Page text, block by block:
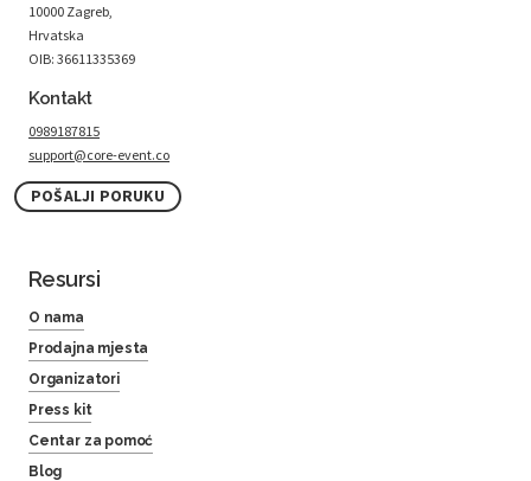
10000 Zagreb,
Hrvatska
OIB: 36611335369
Kontakt
0989187815
support@core-event.co
POŠALJI PORUKU
Resursi
O nama
Prodajna mjesta
Organizatori
Press kit
Centar za pomoć
Blog